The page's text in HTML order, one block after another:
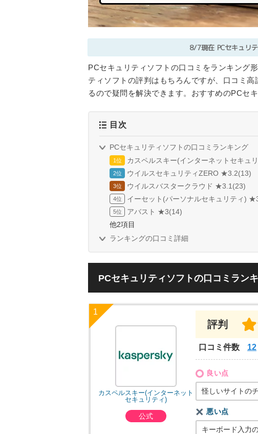
8/7現在 PCセキュリ
PCセキュリティソフトの口コミをランキング
ティソフトの評判はもちろんですが、口コミ
るので疑問を解決できます。おすすめのPCセ
目次
PCセキュリティソフトの口コミランキング
カスペルスキー(インターネットセキュ
ウイルスセキュリティZERO ★3.2(13)
ウイルスバスタークラウド ★3.1(23)
イーセット(パーソナルセキュリティ)
アバスト ★3(14)
他2項目
ランキングの口コミ詳細
PCセキュリティソフトの口コミラン
カスペルスキー(インターネット
セキュリティ)
公式
評判
口コミ件数 12
良い点
怪しいサイトの
悪い点
キーボード入力